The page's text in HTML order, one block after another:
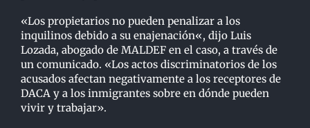
«Los propietarios no pueden penalizar a los
inquilinos debido a su enajenación«, dijo Luis
Lozada, abogado de MALDEF en el caso, a través de
un comunicado. «Los actos discriminatorios de los
acusados afectan negativamente a los receptores de
DACA y a los inmigrantes sobre en dónde pueden
vivir y trabajar».